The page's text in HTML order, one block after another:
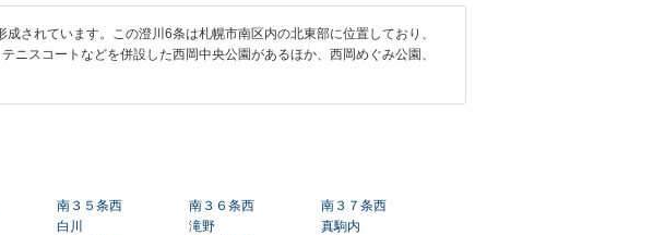
されています。この澄川6条は札幌市南区内の北東部に位置しており、
スコートなどを併設した西岡中央公園があるほか、西岡めぐみ公園、
南３５条西 南３６条西
南３７条西
白川 滝野
真駒内